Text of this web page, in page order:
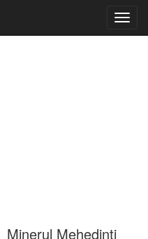
Minerul Mehedinți